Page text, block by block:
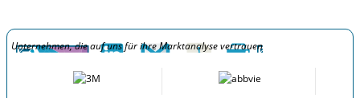
Unternehmen, die auf uns für ihre Marktanalyse vertrauen